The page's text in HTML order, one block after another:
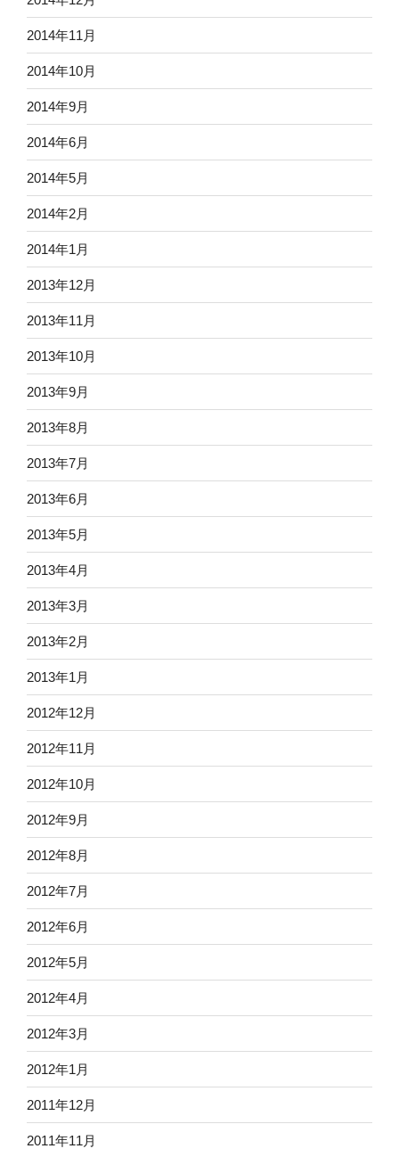
2014年11月
2014年10月
2014年9月
2014年6月
2014年5月
2014年2月
2014年1月
2013年12月
2013年11月
2013年10月
2013年9月
2013年8月
2013年7月
2013年6月
2013年5月
2013年4月
2013年3月
2013年2月
2013年1月
2012年12月
2012年11月
2012年10月
2012年9月
2012年8月
2012年7月
2012年6月
2012年5月
2012年4月
2012年3月
2012年1月
2011年12月
2011年11月